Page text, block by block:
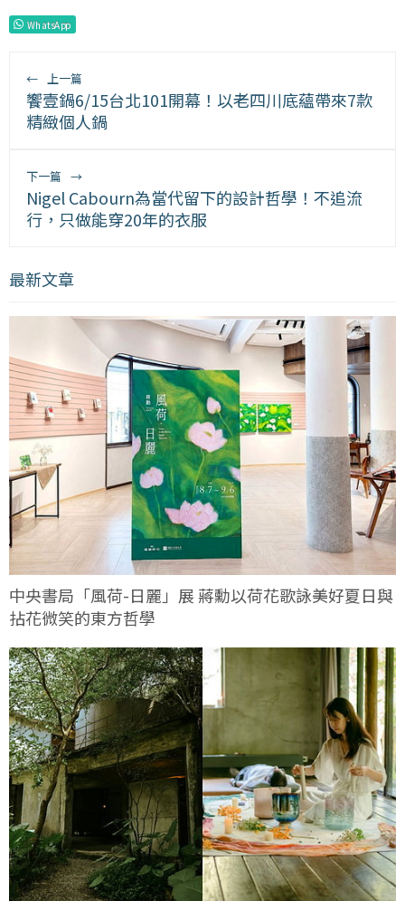
WhatsApp
← 上一篇
饗壹鍋6/15台北101開幕！以老四川底蘊帶來7款
精緻個人鍋
下一篇 →
Nigel Cabourn為當代留下的設計哲學！不追流
行，只做能穿20年的衣服
最新文章
中央書局「風荷-日麗」展 蔣勳以荷花歌詠美好夏日與
拈花微笑的東方哲學